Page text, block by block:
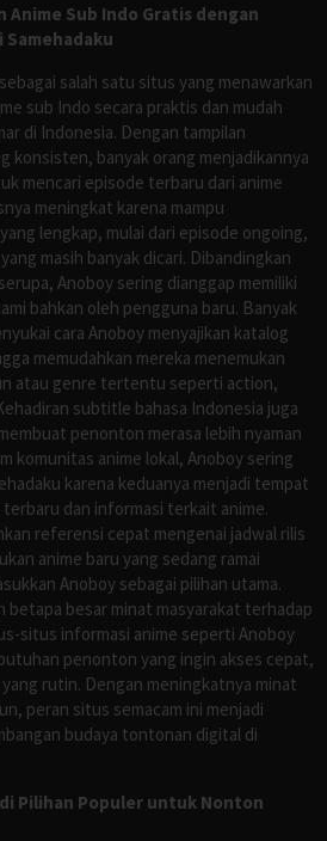
Sub Indo Gratis dengan
salah satu situs yang menawarkan
sub Indo secara praktis dan mudah
di Indonesia. Dengan tampilan
konsisten, banyak orang menjadikannya
mencari episode terbaru dari anime
meningkat karena mampu
lengkap, mulai dari episode ongoing,
masih banyak dicari. Dibandingkan
Anoboy sering dianggap memiliki
bahkan oleh pengguna baru. Banyak
cara Anoboy menyajikan katalog
memudahkan mereka menemukan
atau genre tertentu seperti action,
subtitle bahasa Indonesia juga
penonton merasa lebih nyaman
komunitas anime lokal, Anoboy sering
karena keduanya menjadi tempat
dan informasi terkait anime.
referensi cepat mengenai jadwal rilis
anime baru yang sedang ramai
Anoboy sebagai pilihan utama.
betapa besar minat masyarakat terhadap
situs informasi anime seperti Anoboy
penonton yang ingin akses cepat,
rutin. Dengan meningkatnya minat
peran situs semacam ini menjadi
budaya tontonan digital di
Pilihan Populer untuk Nonton